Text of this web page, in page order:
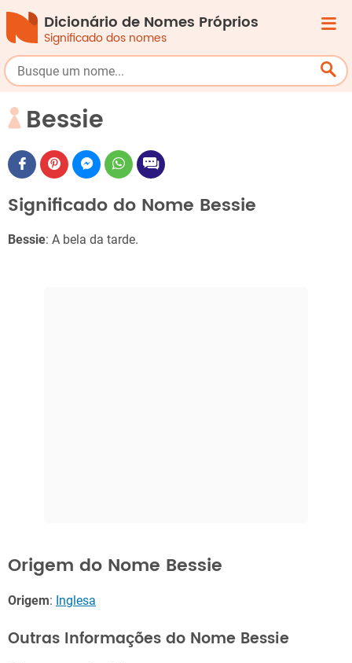
Dicionário de Nomes Próprios
Significado dos nomes
Bessie
Significado do Nome Bessie
Bessie: A bela da tarde.
Origem do Nome Bessie
Origem: Inglesa
Outras Informações do Nome Bessie